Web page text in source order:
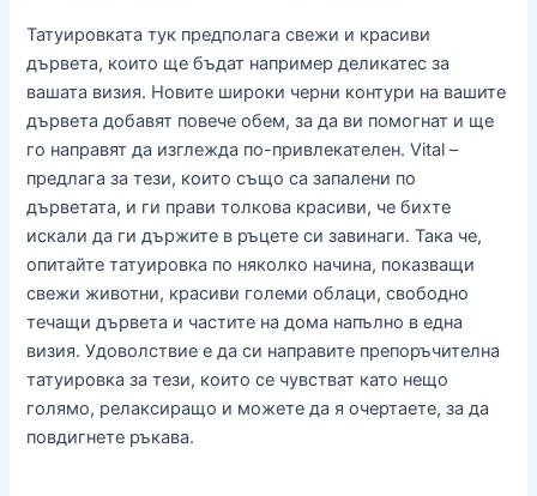
Татуировката тук предполага свежи и красиви
дървета, които ще бъдат например деликатес за
вашата визия. Новите широки черни контури на вашите
дървета добавят повече обем, за да ви помогнат и ще
го направят да изглежда по-привлекателен. Vital –
предлага за тези, които също са запалени по
дърветата, и ги прави толкова красиви, че бихте
искали да ги държите в ръцете си завинаги. Така че,
опитайте татуировка по няколко начина, показващи
свежи животни, красиви големи облаци, свободно
течащи дървета и частите на дома напълно в една
визия. Удоволствие е да си направите препоръчителна
татуировка за тези, които се чувстват като нещо
голямо, релаксиращо и можете да я очертаете, за да
повдигнете ръкава.